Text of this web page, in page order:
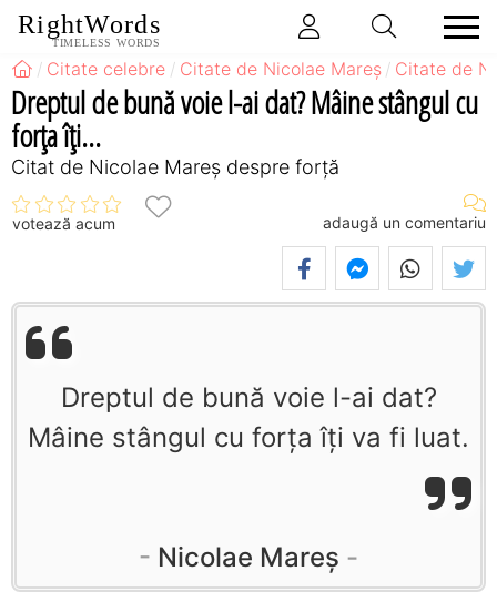
RightWords
TIMELESS WORDS
Citate celebre Citate de Nicolae Mareș Citate de
Dreptul de bună voie l-ai dat? Mâine stângul cu
forța îți...
Citat de Nicolae Mareș despre forță
votează acum adaugă un comentariu
Dreptul de bună voie l-ai dat?
Mâine stângul cu forța îți va fi luat.
Nicolae Mareș